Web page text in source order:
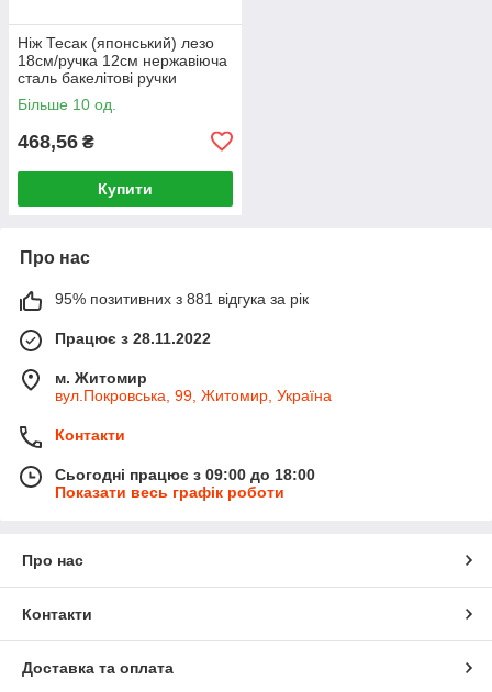
Ніж Тесак (японський) лезо
18см/ручка 12см нержавіюча
сталь бакелітові ручки
KAMILLE
Більше 10 од.
468,56 ₴
Купити
Про нас
95% позитивних з 881 відгука за рік
Працює з 28.11.2022
м. Житомир
вул.Покровська, 99, Житомир, Україна
Контакти
Сьогодні працює з 09:00 до 18:00
Показати весь графік роботи
Про нас
Контакти
Доставка та оплата